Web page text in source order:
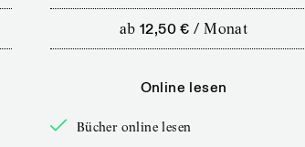
ab 12,50 € /Monat
Online lesen
Bücher online lesen